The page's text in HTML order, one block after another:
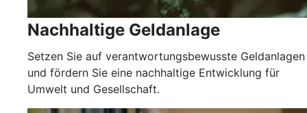
Nachhaltige Geldanlage
Setzen Sie auf verantwortungsbewusste Geldanlagen
und fördern Sie eine nachhaltige Entwicklung für
Umwelt und Gesellschaft.